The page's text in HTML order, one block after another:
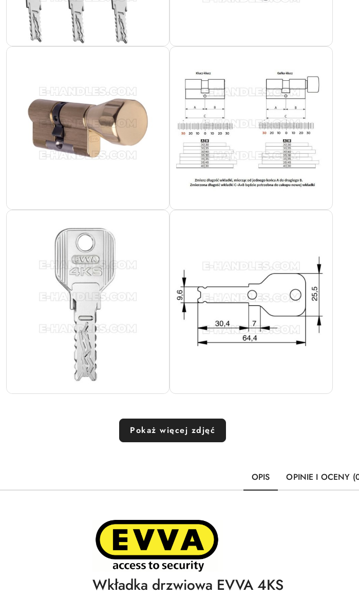
Pokaż więcej zdjęć
OPIS OPINIE I OCENY
Wkładka drzwiowa EVVA 4KS